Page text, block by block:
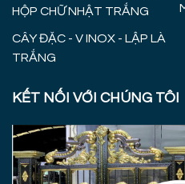
HỘP CHỮ NHẬT TRẮNG
CÂY ĐẶC - V INOX - LẬP LÀ
TRẮNG
KẾT NỐI VỚI CHÚNG TÔI